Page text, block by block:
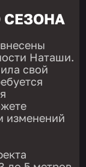
СЕЗОНА
Наташи.
свой
изменений